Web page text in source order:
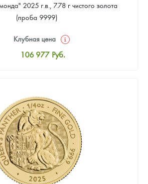
2025 г.в., 7.78 г чистого золота
(проба 9999)
Клубная цена
106 977 Руб.
Цена выкупа
Звоните